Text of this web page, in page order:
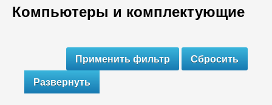
Компьютеры и комплектующие
Развернуть